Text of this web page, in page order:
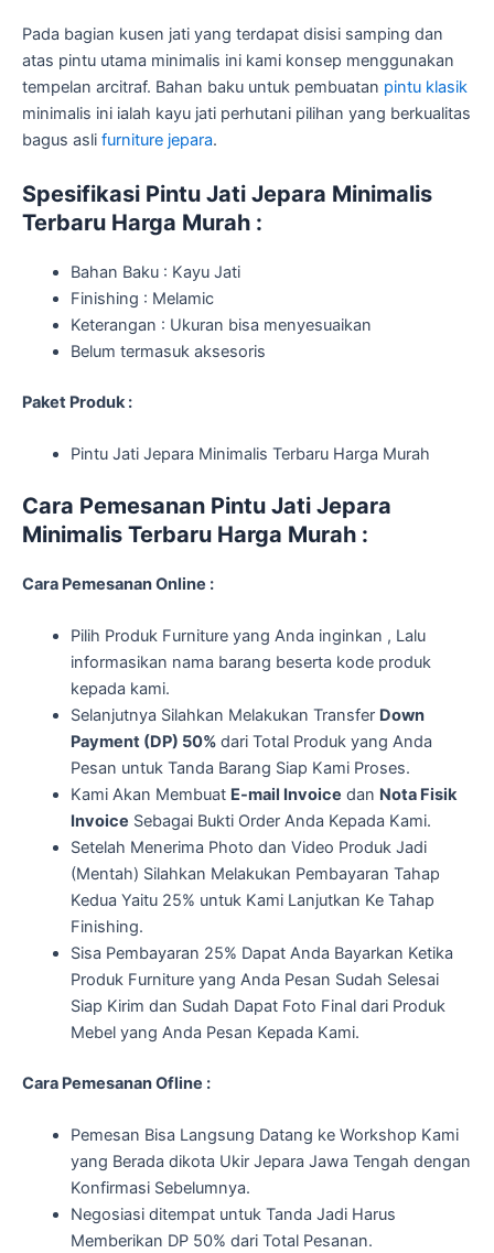
Pada bagian kusen jati yang terdapat disisi samping dan
atas pintu utama minimalis ini kami konsep menggunakan
tempelan arcitraf. Bahan baku untuk pembuatan pintu klasik
minimalis ini ialah kayu jati perhutani pilihan yang berkualitas
bagus asli furniture jepara.
Spesifikasi Pintu Jati Jepara Minimalis
Terbaru Harga Murah :
Bahan Baku : Kayu Jati
Finishing : Melamic
Keterangan : Ukuran bisa menyesuaikan
Belum termasuk aksesoris
Paket Produk :
Pintu Jati Jepara Minimalis Terbaru Harga Murah
Cara Pemesanan Pintu Jati Jepara
Minimalis Terbaru Harga Murah :
Cara Pemesanan Online :
Pilih Produk Furniture yang Anda inginkan , Lalu
informasikan nama barang beserta kode produk
kepada kami.
Selanjutnya Silahkan Melakukan Transfer Down
Payment (DP) 50% dari Total Produk yang Anda
Pesan untuk Tanda Barang Siap Kami Proses.
Kami Akan Membuat E-mail Invoice dan Nota Fisik
Invoice Sebagai Bukti Order Anda Kepada Kami.
Setelah Menerima Photo dan Video Produk Jadi
(Mentah) Silahkan Melakukan Pembayaran Tahap
Kedua Yaitu 25% untuk Kami Lanjutkan Ke Tahap
Finishing.
Sisa Pembayaran 25% Dapat Anda Bayarkan Ketika
Produk Furniture yang Anda Pesan Sudah Selesai
Siap Kirim dan Sudah Dapat Foto Final dari Produk
Mebel yang Anda Pesan Kepada Kami.
Cara Pemesanan Ofline :
Pemesan Bisa Langsung Datang ke Workshop Kami
yang Berada dikota Ukir Jepara Jawa Tengah dengan
Konfirmasi Sebelumnya.
Negosiasi ditempat untuk Tanda Jadi Harus
Memberikan DP 50% dari Total Pesanan.